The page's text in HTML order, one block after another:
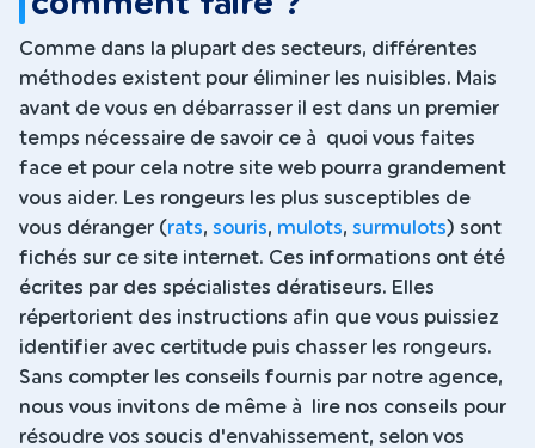
Comme dans la plupart des secteurs, différentes
méthodes existent pour éliminer les nuisibles. Mais
avant de vous en débarrasser il est dans un premier
temps nécessaire de savoir ce à quoi vous faites
face et pour cela notre site web pourra grandement
vous aider. Les rongeurs les plus susceptibles de
vous déranger (rats, souris, mulots, surmulots) sont
fichés sur ce site internet. Ces informations ont été
écrites par des spécialistes dératiseurs. Elles
répertorient des instructions afin que vous puissiez
identifier avec certitude puis chasser les rongeurs.
Sans compter les conseils fournis par notre agence,
nous vous invitons de même à lire nos conseils pour
résoudre vos soucis d'envahissement, selon vos